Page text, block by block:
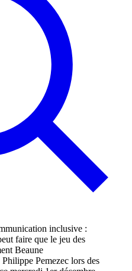
Pemezec lors des